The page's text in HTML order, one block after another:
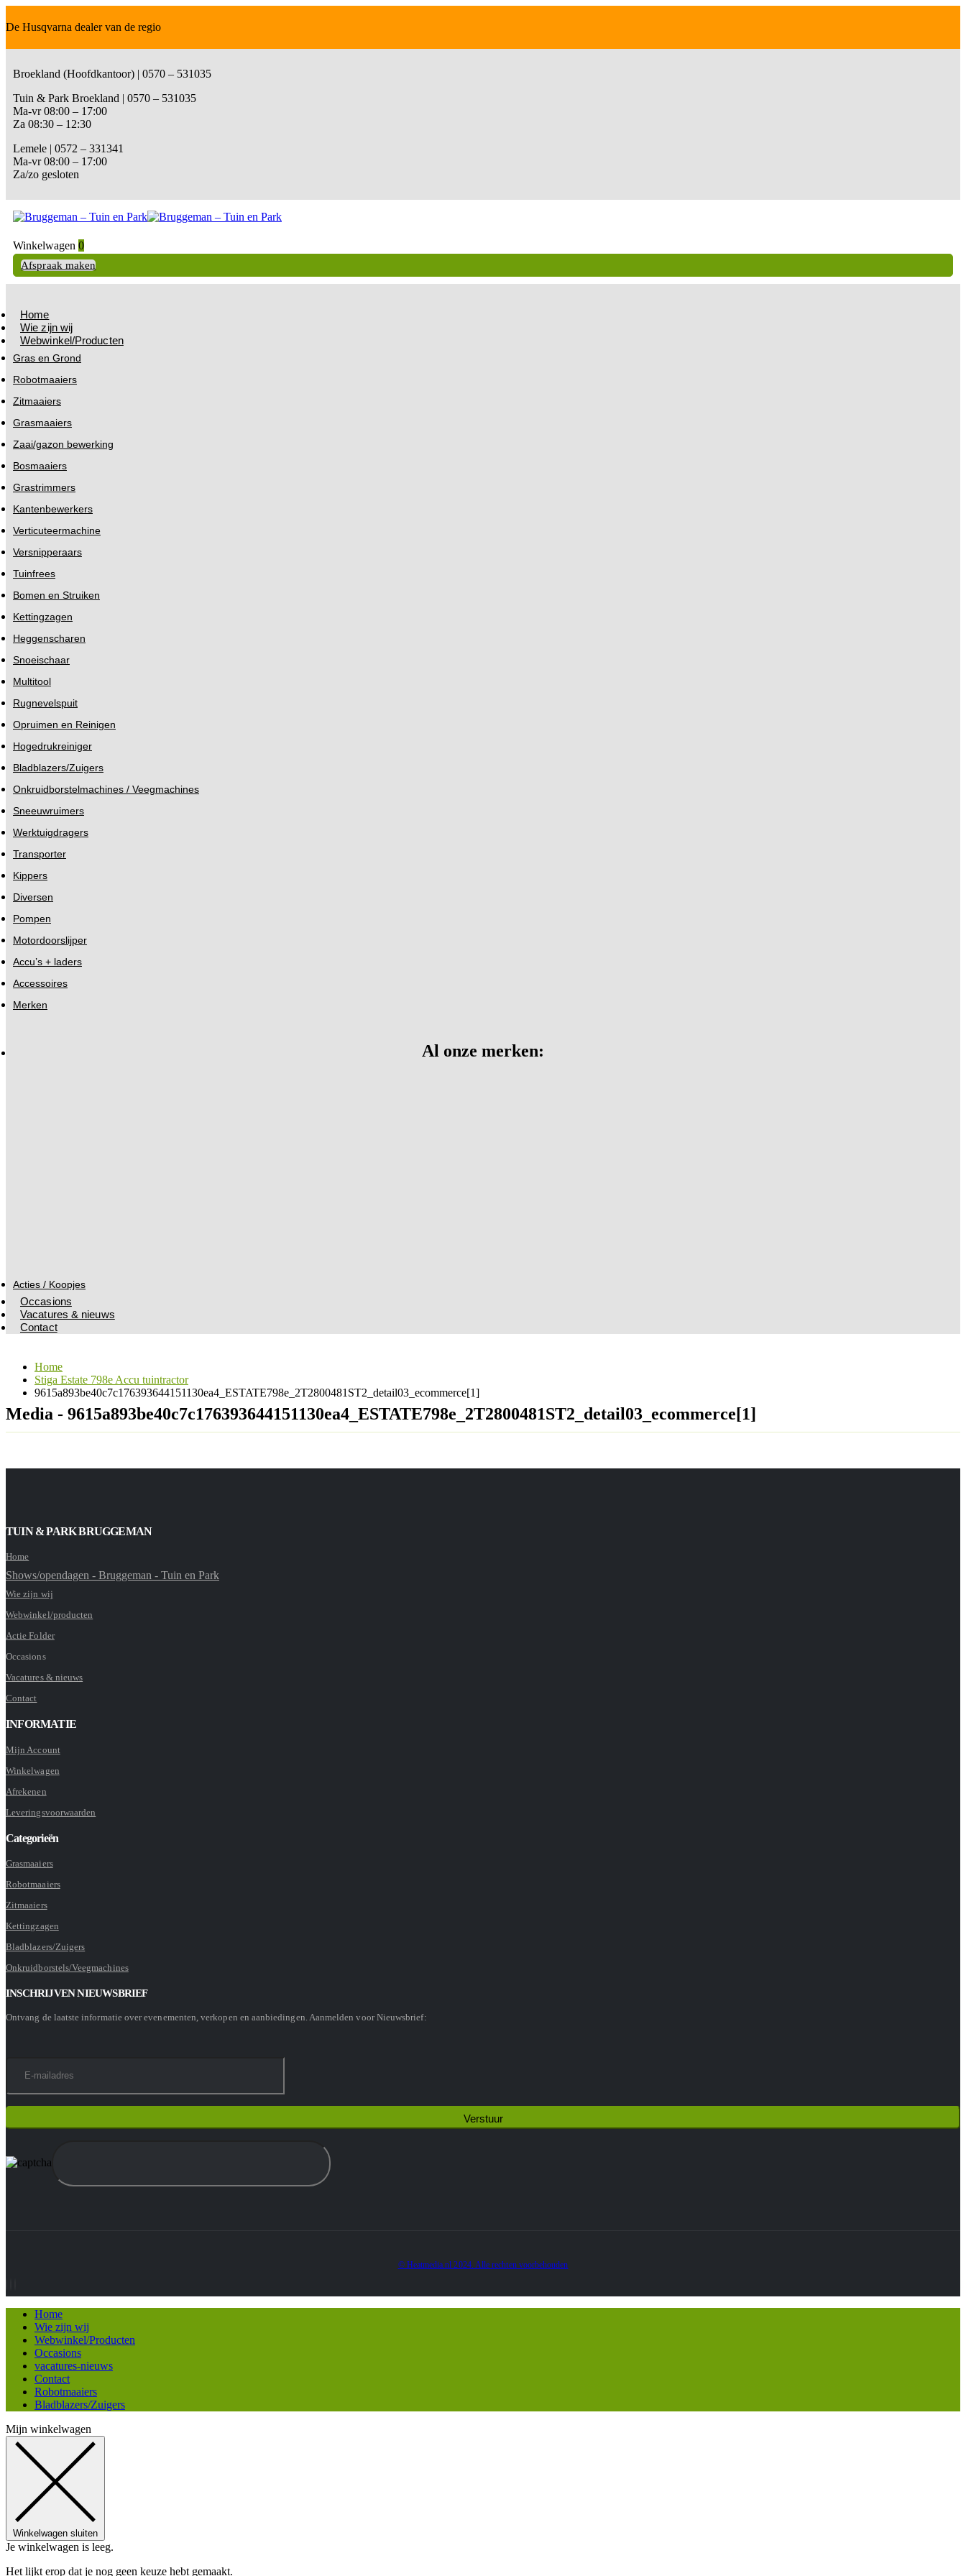
De Husqvarna dealer van de regio
Broekland (Hoofdkantoor) | 0570 – 531035
Tuin & Park Broekland | 0570 – 531035
Ma-vr 08:00 – 17:00
Za 08:30 – 12:30
Lemele | 0572 – 331341
Ma-vr 08:00 – 17:00
Za/zo gesloten
Winkelwagen 0
Afspraak maken
Home
Wie zijn wij
Webwinkel/Producten
Gras en Grond
Robotmaaiers
Zitmaaiers
Grasmaaiers
Zaai/gazon bewerking
Bosmaaiers
Grastrimmers
Kantenbewerkers
Verticuteermachine
Versnipperaars
Tuinfrees
Bomen en Struiken
Kettingzagen
Heggenscharen
Snoeischaar
Multitool
Rugnevelspuit
Opruimen en Reinigen
Hogedrukreiniger
Bladblazers/Zuigers
Onkruidborstelmachines / Veegmachines
Sneeuwruimers
Werktuigdragers
Transporter
Kippers
Diversen
Pompen
Motordoorslijper
Accu’s + laders
Accessoires
Merken
Al onze merken:
Acties / Koopjes
Occasions
Vacatures & nieuws
Contact
Home
Stiga Estate 798e Accu tuintractor
9615a893be40c7c176393644151130ea4_ESTATE798e_2T2800481ST2_detail03_ecommerce[1]
Media - 9615a893be40c7c176393644151130ea4_ESTATE798e_2T2800481ST2_detail03_ecommerce[1]
TUIN & PARK BRUGGEMAN
Home
Shows/opendagen - Bruggeman - Tuin en Park
Wie zijn wij
Webwinkel/producten
Actie Folder
Occasions
Vacatures & nieuws
Contact
INFORMATIE
Mijn Account
Winkelwagen
Afrekenen
Leveringsvoorwaarden
Categorieën
Grasmaaiers
Robotmaaiers
Zitmaaiers
Kettingzagen
Bladblazers/Zuigers
Onkruidborstels/Veegmachines
INSCHRIJVEN NIEUWSBRIEF
Ontvang de laatste informatie over evenementen, verkopen en aanbiedingen. Aanmelden voor Nieuwsbrief:
© Heatmedia.nl 2024. Alle rechten voorbehouden
Home
Wie zijn wij
Webwinkel/Producten
Occasions
vacatures-nieuws
Contact
Robotmaaiers
Bladblazers/Zuigers
Mijn winkelwagen
Winkelwagen sluiten
Je winkelwagen is leeg.
Het lijkt erop dat je nog geen keuze hebt gemaakt.